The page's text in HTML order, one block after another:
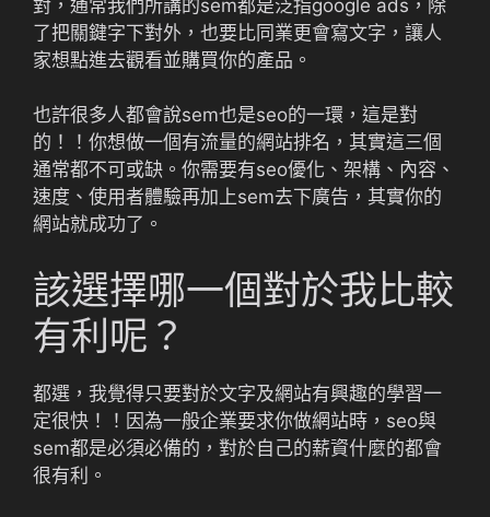
對，通常我們所講的sem都是泛指google ads，除
了把關鍵字下對外，也要比同業更會寫文字，讓人
家想點進去觀看並購買你的產品。
也許很多人都會說sem也是seo的一環，這是對
的！！你想做一個有流量的網站排名，其實這三個
通常都不可或缺。你需要有seo優化、架構、內容、
速度、使用者體驗再加上sem去下廣告，其實你的
網站就成功了。
該選擇哪一個對於我比較
有利呢？
都選，我覺得只要對於文字及網站有興趣的學習一
定很快！！因為一般企業要求你做網站時，seo與
sem都是必須必備的，對於自己的薪資什麼的都會
很有利。